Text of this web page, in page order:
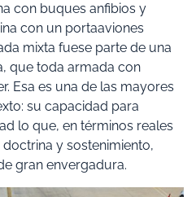
con buques anfibios y
con un portaaviones
mixta fuese parte de una
que toda armada con
Esa es una de las mayores
su capacidad para
lo que, en términos reales
y sostenimiento,
gran envergadura.